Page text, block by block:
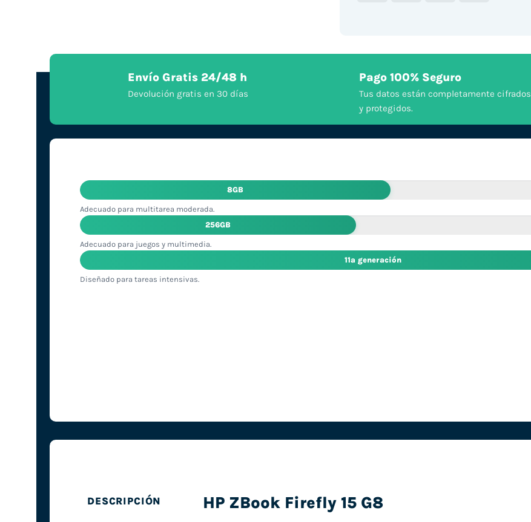
Envío Gratis 24/48 h
Devolución gratis en 30 días
Pago 100% Seguro
Tus datos están completamente cifrados
y protegidos.
8GB
Adecuado para multitarea moderada.
256GB
Adecuado para juegos y multimedia.
11ª generación
Diseñado para tareas intensivas.
DESCRIPCIÓN HP ZBook Firefly 15 G8